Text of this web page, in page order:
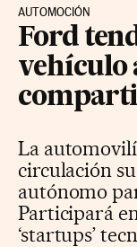
AUTOMOCIÓN
Ford
vehículo
La
circulación
autónomo
Participará
‘startups’